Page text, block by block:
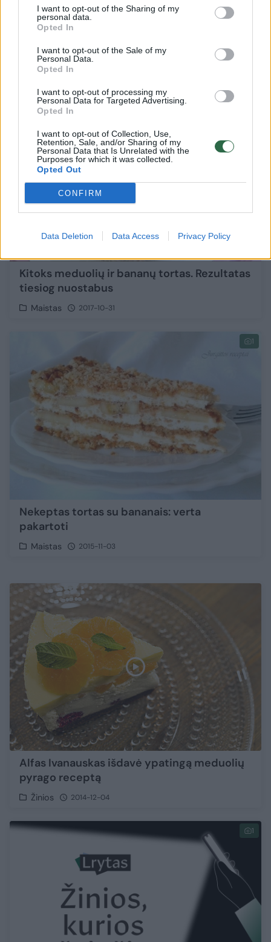
I want to opt-out of the Sharing of my
personal data.
Opted In
I want to opt-out of the Sale of my
Personal Data.
Opted In
I want to opt-out of processing my
Personal Data for Targeted Advertising.
Opted In
I want to opt-out of Collection, Use,
Retention, Sale, and/or Sharing of my
Personal Data that Is Unrelated with the
Purposes for which it was collected.
Opted Out
CONFIRM
Data Deletion Data Access Privacy Policy
Meduolių ir bananų tortas per 20 minučių:
užteks ir namiškiams, ir draugams
Maistas 2019-07-14
Kitoks meduolių ir bananų tortas. Rezultatas
tiesiog nuostabus
Maistas 2017-10-31
1
Nekeptas tortas su bananais: verta
pakartoti
Maistas 2015-11-03
Alfas Ivanauskas išdavė ypatingą meduolių
pyrago receptą
Žinios 2014-12-04
1